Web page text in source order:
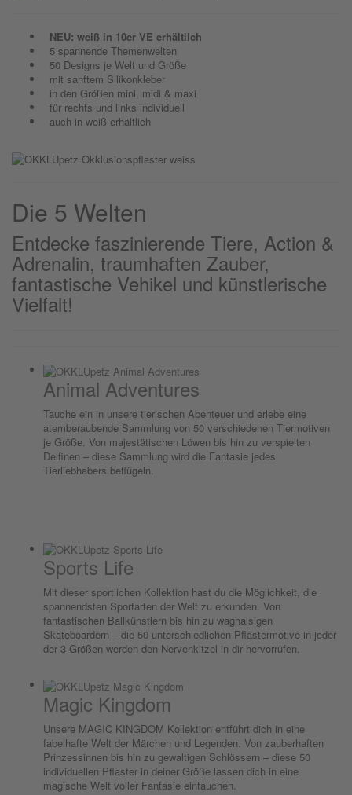
NEU: weiß in 10er VE erhältlich
5 spannende Themenwelten
50 Designs je Welt und Größe
mit sanftem Silikonkleber
in den Größen mini, midi & maxi
für rechts und links individuell
auch in weiß erhältlich
Die 5 Welten
Entdecke faszinierende Tiere, Action &
Adrenalin, traumhaften Zauber,
fantastische Vehikel und künstlerische
Vielfalt!
Animal Adventures
Tauche ein in unsere tierischen Abenteuer und erlebe eine
atemberaubende Sammlung von 50 verschiedenen Tiermotiven
je Größe. Von majestätischen Löwen bis hin zu verspielten
Delfinen – diese Sammlung wird die Fantasie jedes
Tierliebhabers beflügeln.
Sports Life
Mit dieser sportlichen Kollektion hast du die Möglichkeit, die
spannendsten Sportarten der Welt zu erkunden. Von
fantastischen Ballkünstlern bis hin zu waghalsigen
Skateboardern – die 50 unterschiedlichen Pflastermotive in jeder
der 3 Größen werden den Nervenkitzel in dir hervorrufen.
Magic Kingdom
Unsere MAGIC KINGDOM Kollektion entführt dich in eine
fabelhafte Welt der Märchen und Legenden. Von zauberhaften
Prinzessinnen bis hin zu gewaltigen Schlössern – diese 50
individuellen Pflaster in deiner Größe lassen dich in eine
magische Welt voller Fantasie eintauchen.